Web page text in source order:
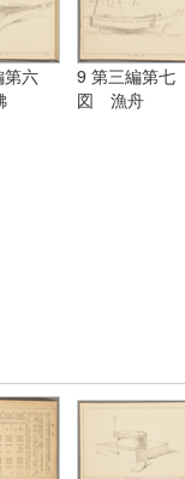
第六
9 第三編第七
図 漁舟